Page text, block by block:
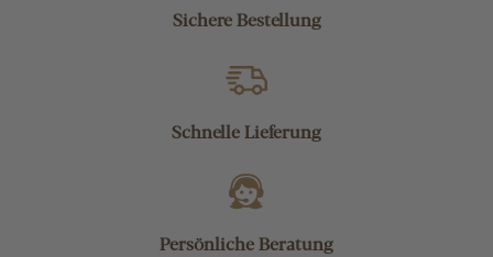
Sichere Bestellung
Schnelle Lieferung
Persönliche Beratung